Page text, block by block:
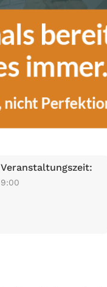
Veranstaltungszeit:
9:00